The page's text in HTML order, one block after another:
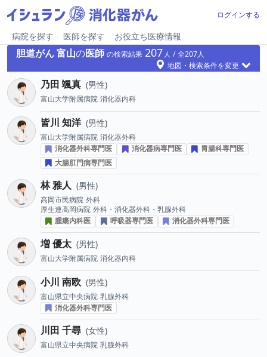
ログインする
病院を探す 医師を探す お役立ち医療情報
胆道がん富山の医師 の検索結果 207 207
地図・検索条件を変更
乃田 颯真 男性
富山大学附属病院 消化器内科
皆川 知洋 男性
富山大学附属病院 消化器外科
消化器外科専門医
消化器病専門医
胃腸科専門医
大腸肛門病専門医
林 雅人 男性
高岡市民病院 外科
厚生連高岡病院 外科・消化器外科・乳腺外科
腫瘍内科医
呼吸器専門医 消化器外科専門医
増 優太 男性
富山大学附属病院 消化器内科
小川 南欧 男性
富山県立中央病院 乳腺外科
消化器外科専門医
川田 千尋 女性
富山県立中央病院 乳腺外科